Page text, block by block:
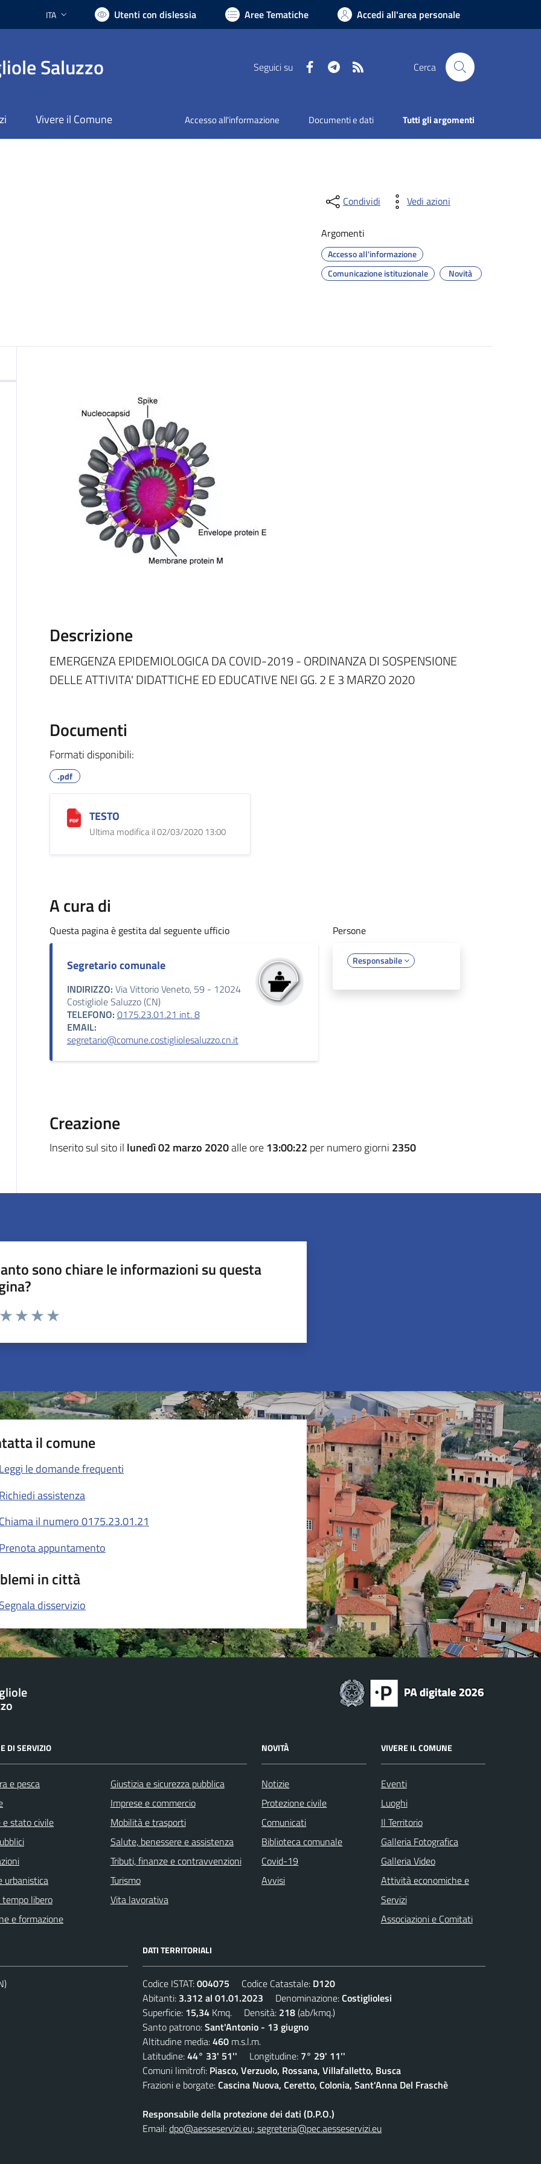
Lingua attiva:
ITA Utenti con dislessia Aree Tematiche Accedi all'area personale
Saluzzo Seguici su FacebookTelegram Cerca
Vivere il Comune Accesso all'informazione Documenti e dati Tutti gli argomenti
Condividi Vedi azioni
Argomenti
Accesso all'informazione
Comunicazione istituzionale
Novità
Descrizione
EMERGENZA EPIDEMIOLOGICA DA COVID-2019 - ORDINANZA DI SOSPENSIONE
DELLE ATTIVITA' DIDATTICHE ED EDUCATIVE NEI GG. 2 E 3 MARZO 2020
Documenti
Formati disponibili:
.pdf
TESTO
Ultima modifica il 02/03/2020 13:00
A cura di
Questa pagina è gestita dal seguente ufficio
Segretario comunale
INDIRIZZO: Via Vittorio Veneto, 59 - 12024
Costigliole Saluzzo (CN)
TELEFONO: 0175.23.01.21 int. 8
EMAIL:
segretario@comune.costigliolesaluzzo.cn.it
Persone
Responsabile
Creazione
Inserito sul sito il lunedì 02 marzo 2020alle ore13:00:22 per numero giorni 2350
sono chiare le informazioni su questa
da 1 a 5 stelle la pagina
il comune
Leggi le domande frequenti
Richiedi assistenza
Chiama il numero 0175.23.01.21
Prenota appuntamento
in città
Segnala disservizio
DI SERVIZIO
e pesca
e stato civile
urbanistica
libero
e formazione
Giustizia e sicurezza pubblica
Imprese e commercio
Mobilità e trasporti
Salute, benessere e assistenza
Tributi, finanze e contravvenzioni
Turismo
Vita lavorativa
NOVITÀ
Notizie
Protezione civile
Comunicati
Biblioteca comunale
Covid-19
Avvisi
VIVERE IL COMUNE
Eventi
Luoghi
Il Territorio
Galleria Fotografica
Galleria Video
Attività economiche e
Servizi
Associazioni e Comitati
DATI TERRITORIALI
Codice ISTAT:004075 Codice Catastale: D120
Abitanti: 3.312 al 01.01.2023 Denominazione:Costigliolesi
Superficie: 15,34 Kmq. Densità: 218(ab/kmq.)
Santo patrono:Sant'Antonio - 13 giugno
Altitudine media:460 m.s.l.m.
Latitudine:44° 33' 51'' Longitudine: 7° 29' 11''
Comuni limitrofi: Piasco, Verzuolo, Rossana, Villafalletto, Busca
Frazioni e borgate:Cascina Nuova, Ceretto, Colonia, Sant'Anna Del Fraschè
Responsabile della protezione dei dati (D.P.O.)
Email:dpo@aesseservizi.eu; segreteria@pec.aesseservizi.eu